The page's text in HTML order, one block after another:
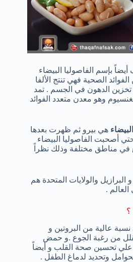
بإسم الفاصوليا البيضاء
الصحية فهي تنتج الألفا
تخزين الدهون في الجسم . تمد
وهو معدن متعدد الفوائد
هي بيرو ثم ظهرت بعدها
أصحبت الفاصوليا البيضاء
مناطق مختلفة وذلك نظراً
البرازيل والولايات المتحدة هم
.
؟
عالية من البروتين و
من رغبة الجوع .و حمض
علي تحسين صحة القلب و أيضاً
وتحديد لدماغ الطفل .